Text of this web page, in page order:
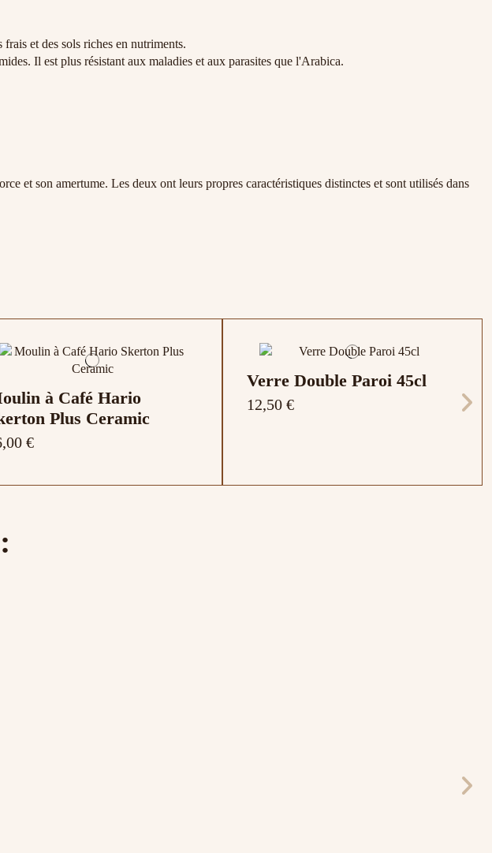
et des sols riches en nutriments.
Il est plus résistant aux maladies et aux parasites que l'Arabica.
et son amertume. Les deux ont leurs propres caractéristiques distinctes et sont utilisés dans
à Café Hario
Plus Ceramic
€
Verre Double Paroi 45cl
12,50 €